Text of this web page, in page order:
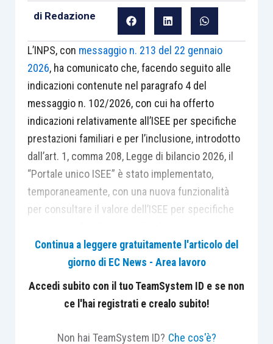
di Redazione
L’INPS, con messaggio n. 213 del 22 gennaio
2026, ha comunicato che, facendo seguito alle
indicazioni contenute nel paragrafo 4 del
messaggio n. 102/2026, con cui ha offerto
indicazioni relativamente all’ISEE per specifiche
prestazioni familiari e per l’inclusione, introdotto
dall’art. 1, comma 208, Legge di bilancio 2026, il
“Portale unico ISEE” è stato implementato,
temporaneamente, con una nuova funzionalità
per consultare il valore dell’ISEE per specifiche
La funzione di consultazione è raggiungibile dal
sitowww.inps.it, autenticandosi con la propria
identità digitale (SPID di almeno livello 2, CIE 3.0,
Indennità” > “Esplora Sostegni, Sussidi e
Continua a leggere gratuitamente l'articolo del
giorno di EC News - Area lavoro
Accedi subito con il tuo TeamSystem ID e se non
ce l'hai registrati e crealo subito!
Non hai TeamSystem ID? Che cos'è?